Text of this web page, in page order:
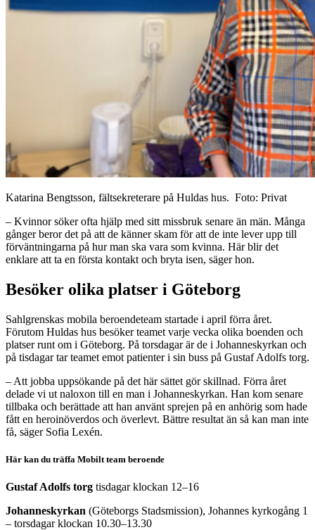
Katarina Bengtsson, fältsekreterare på Huldas hus. Foto: Privat
– Kvinnor söker ofta hjälp med sitt missbruk senare än män. Många
gånger beror det på att de känner skam för att de inte lever upp till
förväntningarna på hur man ska vara som kvinna. Här blir det
enklare att ta en första kontakt och bryta isen, säger hon.
Besöker olika platser i Göteborg
Sahlgrenskas mobila beroendeteam startade i april förra året.
Förutom Huldas hus besöker teamet varje vecka olika boenden och
platser runt om i Göteborg. På torsdagar är de i Johanneskyrkan och
på tisdagar tar teamet emot patienter i sin buss på Gustaf Adolfs torg.
– Att jobba uppsökande på det här sättet gör skillnad. Förra året
delade vi ut naloxon till en man i Johanneskyrkan. Han kom senare
tillbaka och berättade att han använt sprejen på en anhörig som hade
fått en heroinöverdos och överlevt. Bättre resultat än så kan man inte
få, säger Sofia Lexén.
Här kan du träffa Mobilt team beroende
Gustaf Adolfs torg tisdagar klockan 12–16
Johanneskyrkan (Göteborgs Stadsmission), Johannes kyrkogång 1
– torsdagar klockan 10.30–13.30